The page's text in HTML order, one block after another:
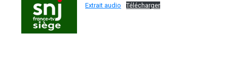
Extrait audio
Télécharger